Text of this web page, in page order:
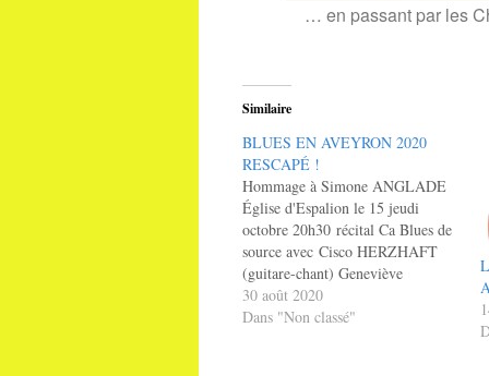
… en passant par les
Similaire
BLUES EN AVEYRON 2020
RESCAPÉ !
Hommage à Simone ANGLADE
Église d'Espalion le 15 jeudi
octobre 20h30 récital Ca Blues de
source avec Cisco HERZHAFT
(guitare-chant) Geneviève
Dartevelle (harmonica) et Fabrice
EULRY (piano) au centre
30 août 2020
Dans "Non classé"